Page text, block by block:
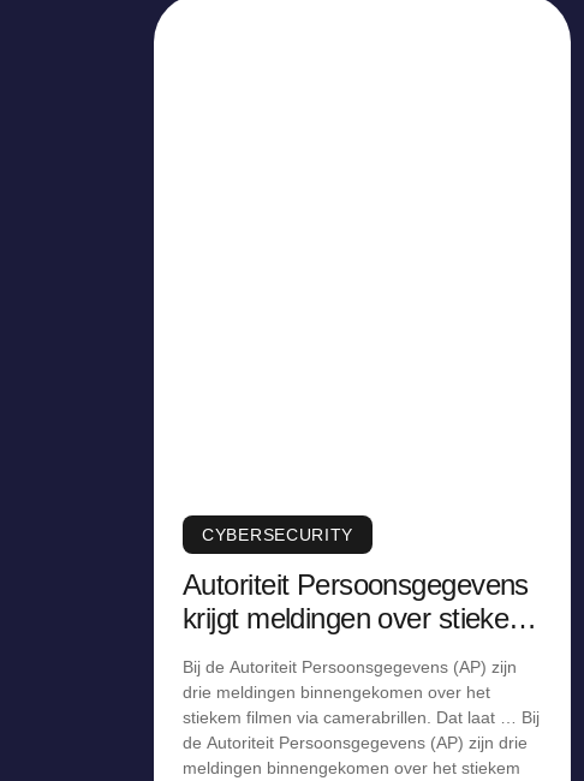
CYBERSECURITY
Autoriteit Persoonsgegevens
krijgt meldingen over stiekem
Bij de Autoriteit Persoonsgegevens (AP) zijn
drie meldingen binnengekomen over het
stiekem filmen via camerabrillen. Dat laat … Bij
de Autoriteit Persoonsgegevens (AP) zijn drie
meldingen binnengekomen over het stiekem